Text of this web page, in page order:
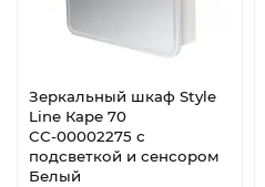
Зеркальный шкаф Style
Line Каре 70
СС-00002275 с
подсветкой и сенсором
Белый